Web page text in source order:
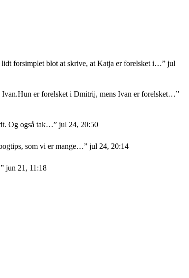
forsimplet blot at skrive, at Katja er forelsket i…” jul
er forelsket i Dmitrij, mens Ivan er forelsket…”
Og også tak…” jul 24, 20:50
som vi er mange…” jul 24, 20:14
” jun 21, 11:18